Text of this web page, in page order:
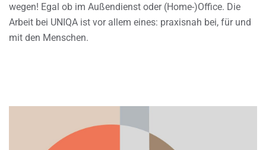
wegen! Egal ob im Außendienst oder (Home-)Office. Die
Arbeit bei UNIQA ist vor allem eines: praxisnah bei, für und
mit den Menschen.